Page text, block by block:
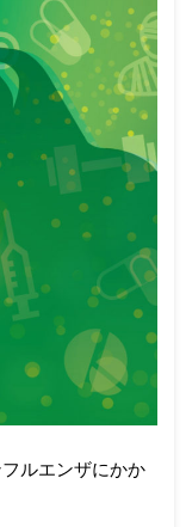
ルエンザにかか